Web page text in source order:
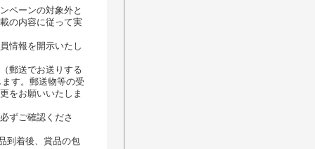
ペーンの対象外と
の内容に従って実
情報を開示いたし
郵送でお送りする
す。郵送物等の受
をお願いいたしま
ずご確認くださ
到着後、賞品の包